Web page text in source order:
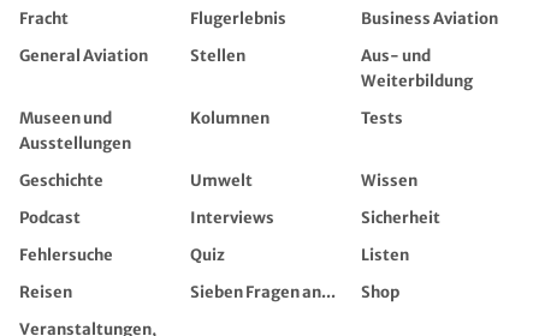
Fracht
Flugerlebnis
Business Aviation
General Aviation
Stellen
Aus- und
Weiterbildung
Museen und
Ausstellungen
Kolumnen Tests
Geschichte Umwelt
Wissen
Podcast
Interviews
Sicherheit
Fehlersuche
Quiz
Listen
Reisen
Sieben Fragen an...
Shop
Veranstaltungen,